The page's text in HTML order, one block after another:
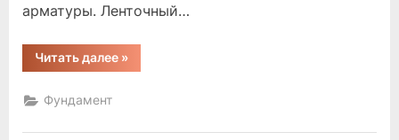
арматуры. Ленточный…
Читать далее“какой
фундамент
склоне”
»
Фундамент